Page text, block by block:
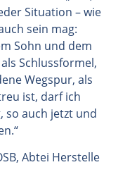
Situation – wie
sein mag:
Sohn und dem
Schlussformel,
Wegspur, als
ist, darf ich
so auch jetzt und
Abtei Herstelle